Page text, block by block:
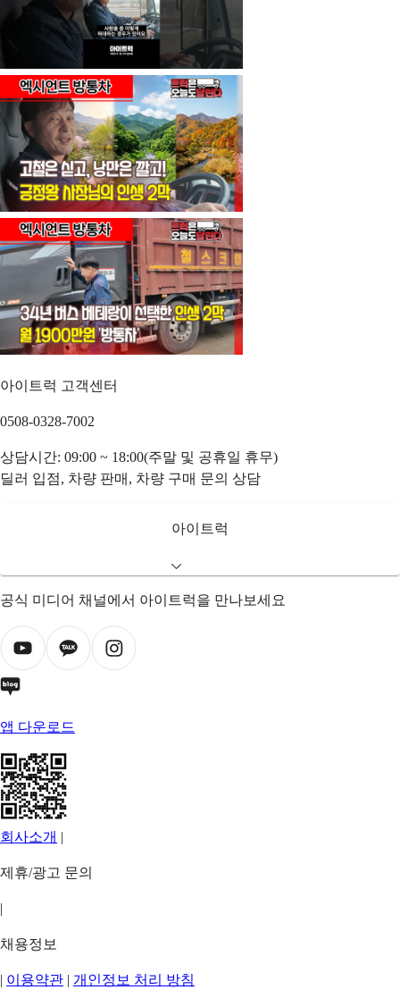
아이트럭 고객센터
0508-0328-7002
상담시간: 09:00 ~ 18:00(주말 및 공휴일 휴무)
딜러 입점, 차량 판매, 차량 구매 문의 상담
아이트럭
공식 미디어 채널에서 아이트럭을 만나보세요
앱 다운로드
회사소개 |
제휴/광고 문의
|
채용정보
| 이용약관 | 개인정보 처리 방침